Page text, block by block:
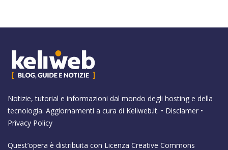
Notizie, tutorial e informazioni dal mondo degli hosting e della
tecnologia. Aggiornamenti a cura di Keliweb.it. • Disclamer •
Privacy Policy
Quest’opera è distribuita con Licenza Creative Commons